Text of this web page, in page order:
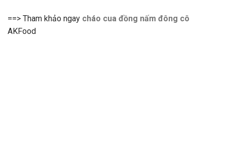
==> Tham khảo ngay cháo cua đồng nấm đông cô
AKFood